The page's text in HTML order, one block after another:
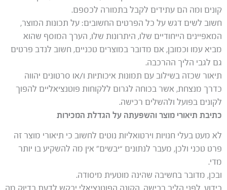
קונים ומה הם עתידים לקבל בתמורה לכספם.
חשוב לשים דגש על כל הפרטים החשובים: על תכונות המוצר,
המאפיינים הייחודיים שלו, היתרונות שלו, הערך המוסף שהוא
מביא עמו וכמובן, אם מדובר במוצרים טכניים, חשוב לנדב פרטים
גם לגבי הליך ההרכבה.
תיאור שכזה בשילוב עם תמונות איכותיות ו/או סרטונים יהווה
כדרך מנצחת, אשר בכוחה לגרום ללקוחות פוטנציאליים להפוך
לקונים בפועל ולהשלים רכישה.
כתיבת תיאורי מוצר והשפעתה על הגדלת המכירות
לא מעט בעלי חנויות וירטואליות נוטים לחשוב כי תיאורי מוצר זה
פרט טכני ולכן, מעבר לנתונים “יבשים” אין מה להשקיע בו יותר
מדי.
ובכן, מדובר בחשיבה שהינה מוטעית מיסודה.